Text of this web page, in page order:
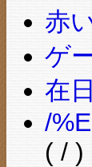
赤
ゲ
在日
/
( / )